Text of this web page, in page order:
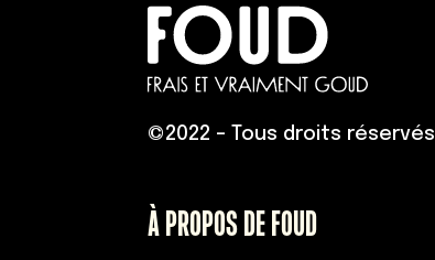
©2022 – Tous droits réservés
À PROPOS DE FOUD